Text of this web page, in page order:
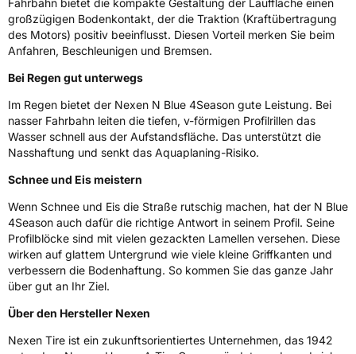
3PMSF / Schneeflockensymbol / Alpine-SymbolJa
EPREL ID 430468
Allgemeine Produktsicherheit (GPSR)
HerstellerkontaktNEXEN TIRE EUROPE s.r.o., Lise-Meitner-
Strasse 1 65779 Kelkheim Deutschland,
großzügigen Bodenkontakt, der die Traktion (Kraftübertragung
des Motors) positiv beeinflusst. Diesen Vorteil merken Sie beim
Anfahren, Beschleunigen und Bremsen.
Bei Regen gut unterwegs
Im Regen bietet der Nexen N Blue 4Season gute Leistung. Bei
nasser Fahrbahn leiten die tiefen, v-förmigen Profilrillen das
Wasser schnell aus der Aufstandsfläche. Das unterstützt die
Nasshaftung und senkt das Aquaplaning-Risiko.
Schnee und Eis meistern
Wenn Schnee und Eis die Straße rutschig machen, hat der N Blue
4Season auch dafür die richtige Antwort in seinem Profil. Seine
Profilblöcke sind mit vielen gezackten Lamellen versehen. Diese
wirken auf glattem Untergrund wie viele kleine Griffkanten und
verbessern die Bodenhaftung. So kommen Sie das ganze Jahr
über gut an Ihr Ziel.
Über den Hersteller Nexen
Nexen Tire ist ein zukunftsorientiertes Unternehmen, das 1942